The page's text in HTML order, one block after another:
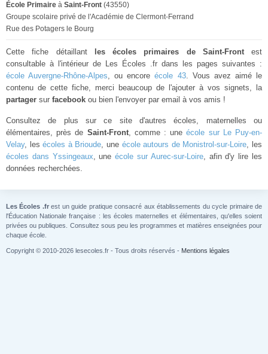
École Primaire à Saint-Front (43550)
Groupe scolaire privé de l'Académie de Clermont-Ferrand
Rue des Potagers le Bourg
Cette fiche détaillant les écoles primaires de Saint-Frontest
consultable à l'intérieur de Les Écoles .fr dans les pages suivantes :
école Auvergne-Rhône-Alpes, ou encoreécole 43. Vous avez aimé le
contenu de cette fiche, merci beaucoup de l'ajouter à vos signets, la
partager sur facebook ou bien l'envoyer par email à vos amis !
Consultez de plus sur ce site d'autres écoles, maternelles ou
élémentaires, près de Saint-Front, comme : uneécole sur Le Puy-en-
Velay, lesécoles à Brioude, une école autours de Monistrol-sur-Loire, les
écoles dans Yssingeaux, uneécole sur Aurec-sur-Loire, afin d'y lire les
données recherchées.
Les Écoles .frest un guide pratique consacré aux établissements du cycle primaire de
l'Éducation Nationale française : les écoles maternelles et élémentaires, qu'elles soient
privées ou publiques. Consultez sous peu les programmes et matières enseignées pour
chaque école.
Copyright © 2010-2026 lesecoles.fr - Tous droits réservés - Mentions légales